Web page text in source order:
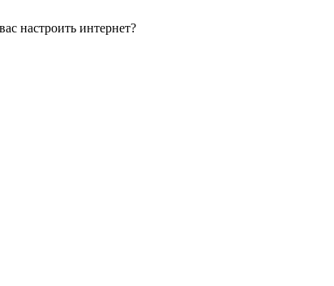
настроить интернет?